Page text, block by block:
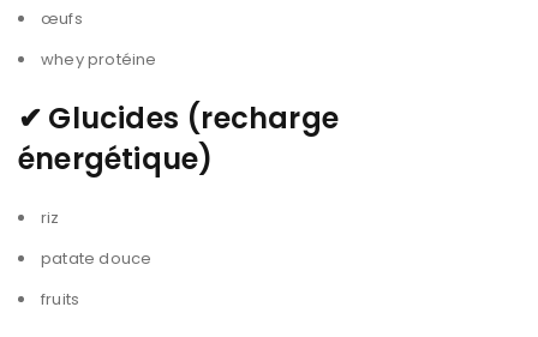
œufs
whey protéine
✔ Glucides (recharge
énergétique)
riz
patate douce
fruits